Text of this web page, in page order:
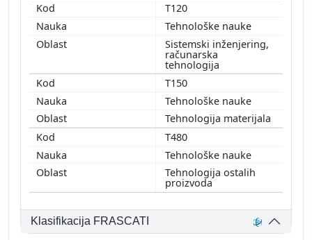
T120
Tehnološke nauke
Sistemski inženjering,
računarska
tehnologija
T150
Tehnološke nauke
Tehnologija materijala
T480
Tehnološke nauke
Tehnologija ostalih
proizvoda
Klasifikacija FRASCATI